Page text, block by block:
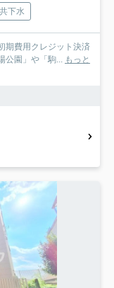
下水
期費用クレジット決済
公園」や「駒... もっと